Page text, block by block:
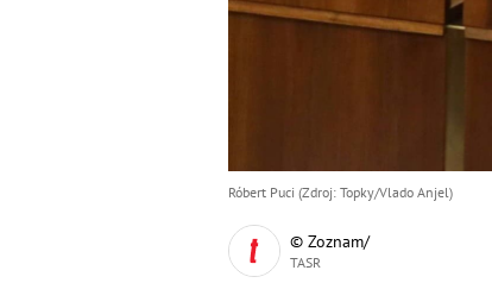
Róbert Puci (Zdroj: Topky/Vlado Anjel)
© Zoznam/
TASR